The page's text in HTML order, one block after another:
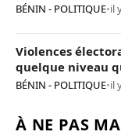
BÉNIN - POLITIQUE•il
Violences
quelque niveau
Talon
BÉNIN - POLITIQUE•il
À NE PAS